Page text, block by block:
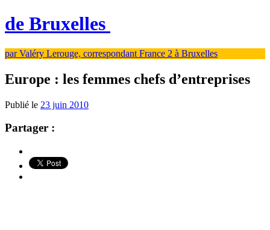
de Bruxelles
par Valéry Lerouge, correspondant France 2 à Bruxelles
Europe : les femmes chefs d’entreprises
Publié le 23 juin 2010
Partager :